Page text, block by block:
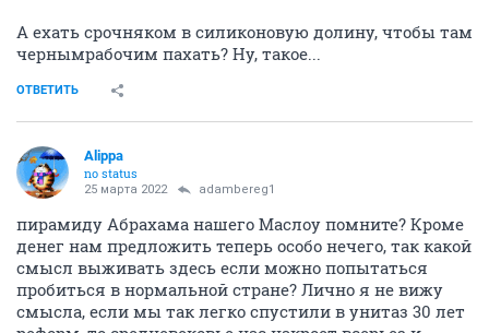
А ехать срочняком в силиконовую долину, чтобы там
чернымрабочим пахать? Ну, такое...
ОТВЕТИТЬ
Alippa
no status
25 марта 2022 adambereg1
пирамиду Абрахама нашего Маслоу помните? Кроме
денег нам предложить теперь особо нечего, так какой
смысл выживать здесь если можно попытаться
пробиться в нормальной стране? Лично я не вижу
смысла, если мы так легко спустили в унитаз 30 лет